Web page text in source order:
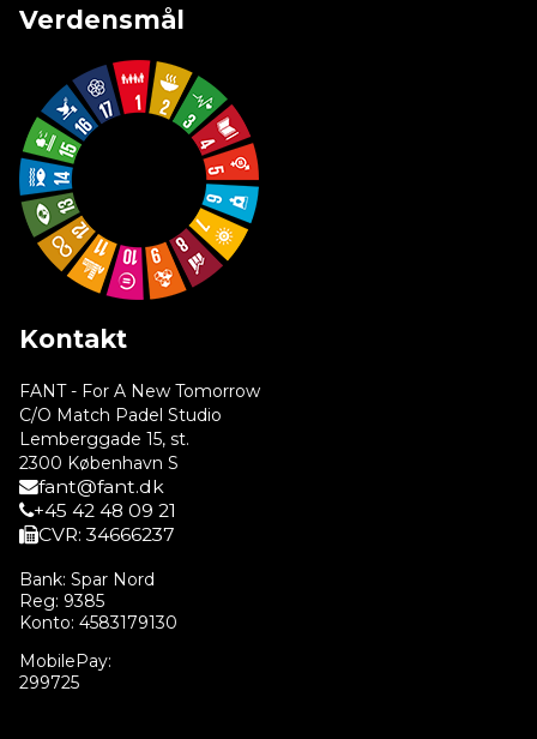
Verdensmål
Kontakt
FANT - For A New Tomorrow
C/O Match Padel Studio
Lemberggade 15, st.
2300 København S
fant@fant.dk
+45 42 48 09 21
CVR: 34666237
Bank: Spar Nord
Reg: 9385
Konto: 4583179130
MobilePay:
299725